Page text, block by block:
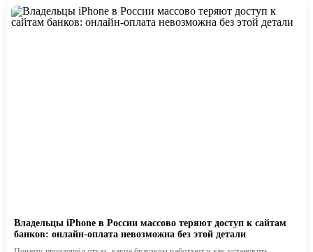
Владельцы iPhone в России массово теряют доступ к сайтам
банков: онлайн-оплата невозможна без этой детали